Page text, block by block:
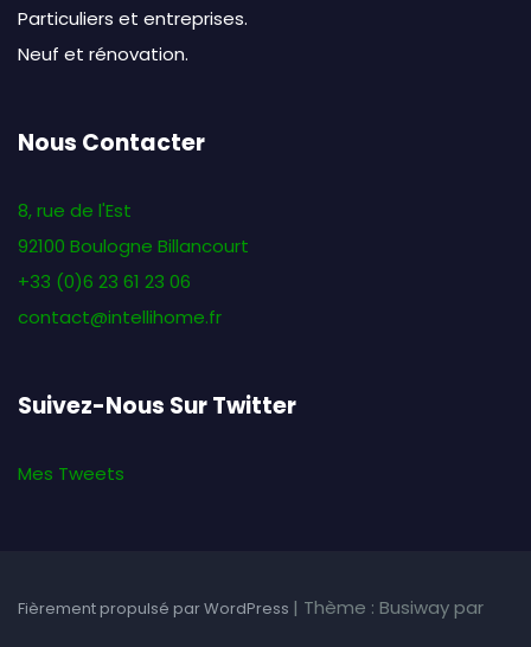
Particuliers et entreprises.
Neuf et rénovation.
Nous Contacter
8, rue de l'Est
92100 Boulogne Billancourt
+33 (0)6 23 61 23 06
contact@intellihome.fr
Suivez-Nous Sur Twitter
Mes Tweets
Fièrement propulsé par WordPress | Thème : Busiway par